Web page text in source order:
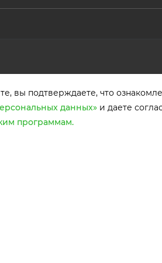
Политика
вы подтверждаете, что
данных» и даете
программам.